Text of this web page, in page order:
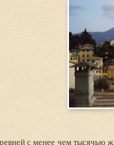
с менее чем тысячью